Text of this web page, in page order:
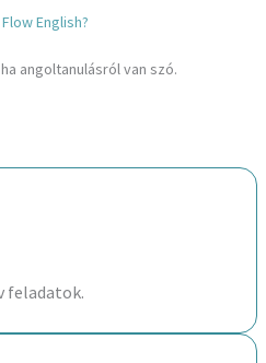
English?
angoltanulásról van szó.
feladatok.